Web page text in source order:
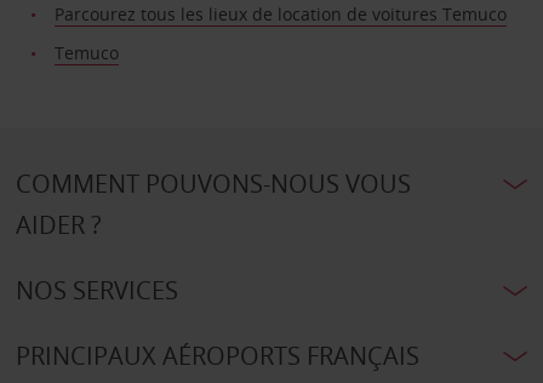
Parcourez tous les lieux de location de voitures Temuco
Temuco
COMMENT POUVONS-NOUS VOUS
AIDER ?
NOS SERVICES
PRINCIPAUX AÉROPORTS FRANÇAIS